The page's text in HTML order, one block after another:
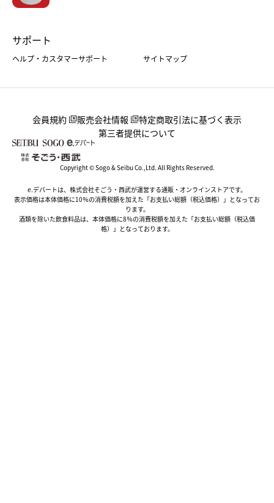
サポート
ヘルプ・カスタマーサポート サイトマップ
会員規約 販売会社情報
特定商取引法に基づく表示
第三者提供について
Copyright © Sogo & Seibu Co.,Ltd. All Rights Reserved.
e.デパートは、株式会社そごう・西武が運営する通販・オンラインストアです。
表示価格は本体価格に10％の消費税額を加えた「お支払い総額（税込価格）」となってお
ります。
酒類を除いた飲食料品は、本体価格に8％の消費税額を加えた「お支払い総額（税込価
格）」となっております。